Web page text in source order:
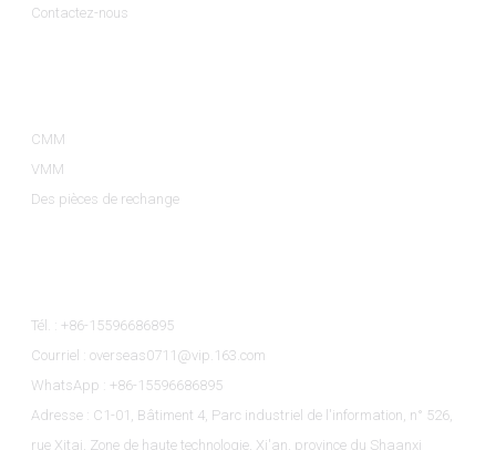
Contactez-nous
CMM
VMM
Des pièces de rechange
Tél. : +86-15596686895
Courriel : overseas0711@vip.163.com
WhatsApp : +86-15596686895
Adresse : C1-01, Bâtiment 4, Parc industriel de l'information, n° 526,
rue Xitai, Zone de haute technologie, Xi'an, province du Shaanxi